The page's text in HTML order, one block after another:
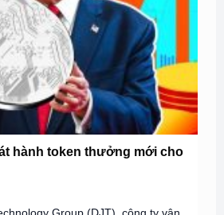
hành token thưởng mới cho